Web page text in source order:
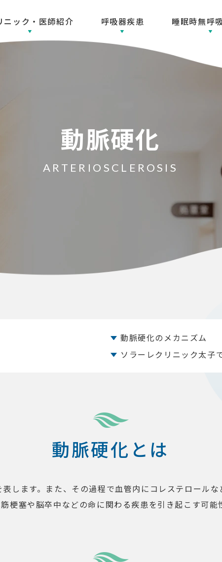
ニック・医師紹介 呼吸器疾患 睡眠時無呼
動脈硬化
ARTERIOSCLEROSIS
動脈硬化のメカニズム
ソラーレクリニック太子
動脈硬化とは
します。また、その過程で血管内にコレステロール
梗塞や脳卒中などの命に関わる疾患を引き起こす可能